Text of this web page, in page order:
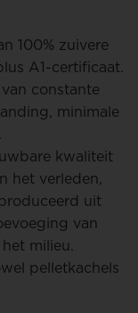
100% zuivere
A1-certificaat.
constante
minimale
kwaliteit
het verleden,
uit
van
milieu.
pelletkachels